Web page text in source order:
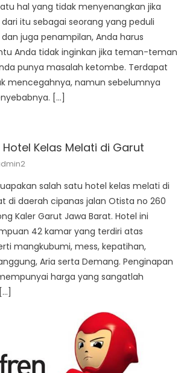
hal yang tidak menyenangkan jika
itu sebagai seorang yang peduli
juga penampilan, Anda harus
Anda tidak inginkan jika teman-teman
punya masalah ketombe. Terdapat
mencegahnya, namun sebelumnya
[…]
Kelas Melati di Garut
salah satu hotel kelas melati di
di daerah cipanas jalan Otista no 260
Kaler Garut Jawa Barat. Hotel ini
42 kamar yang terdiri atas
mangkubumi, mess, kepatihan,
Aria serta Demang. Penginapan
harga yang sangatlah